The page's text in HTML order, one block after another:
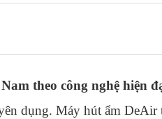
theo công nghệ hiện
dụng. Máy hút ẩm DeAir